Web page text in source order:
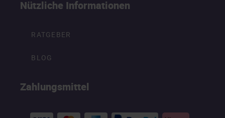
Nützliche Informationen
RATGEBER
BLOG
Zahlungsmittel